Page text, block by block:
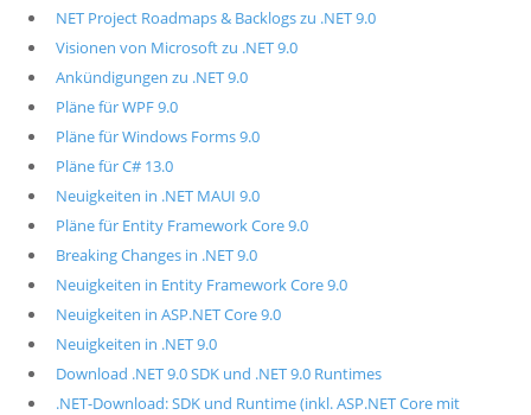
NET Project Roadmaps & Backlogs zu .NET 9.0
Visionen von Microsoft zu .NET 9.0
Ankündigungen zu .NET 9.0
Pläne für WPF 9.0
Pläne für Windows Forms 9.0
Pläne für C# 13.0
Neuigkeiten in .NET MAUI 9.0
Pläne für Entity Framework Core 9.0
Breaking Changes in .NET 9.0
Neuigkeiten in Entity Framework Core 9.0
Neuigkeiten in ASP.NET Core 9.0
Neuigkeiten in .NET 9.0
Download .NET 9.0 SDK und .NET 9.0 Runtimes
.NET-Download: SDK und Runtime (inkl. ASP.NET Core mit